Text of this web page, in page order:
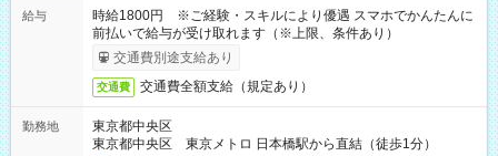
給与
時給1800円 ※ご経験・スキルにより優遇 スマホでかんたんに
前払いで給与が受け取れます（※上限、条件あり）
交通費別途支給あり
交通費 交通費全額支給（規定あり）
勤務地
東京都中央区
東京都中央区 東京メトロ 日本橋駅から直結（徒歩1分）